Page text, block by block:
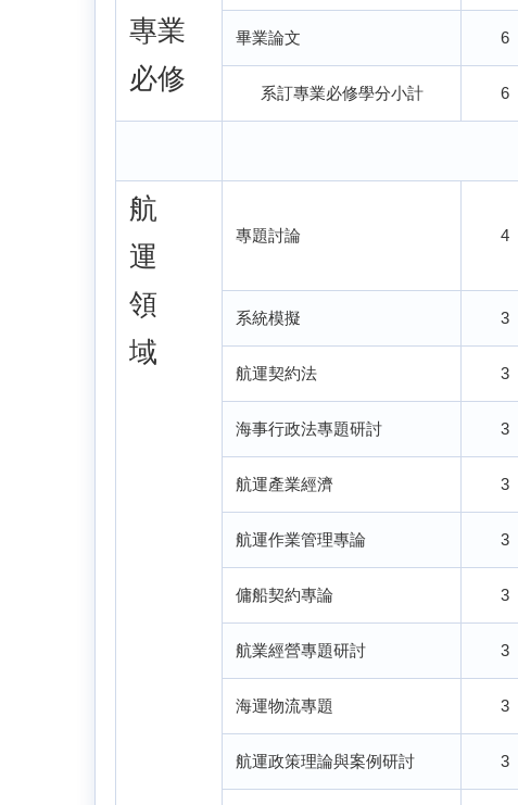
專業
必修
畢業論文 6
系訂專業必修學分小計 6
航
運
領
域
專題討論 4
系統模擬 3
航運契約法 3
海事行政法專題研討 3
航運產業經濟 3
航運作業管理專論 3
傭船契約專論 3
航業經營專題研討 3
海運物流專題 3
航運政策理論與案例研討 3